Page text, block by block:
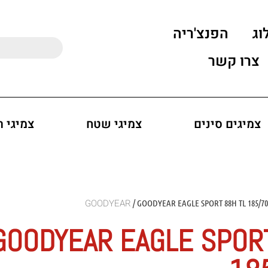
הפנצ'ריה
צרו קשר
צמיגים סינים צמיגי שטח
/ GOODYEAR EAGLE SPORT 88H TL 185/
EAGLE